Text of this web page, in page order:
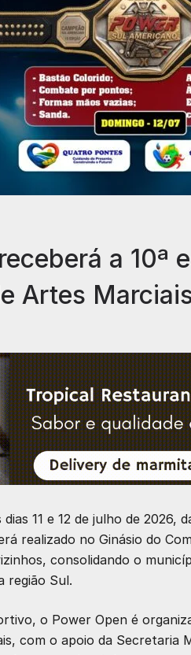
a 10ª
Artes
11 e 12 de julho de 2026,
realizado no Ginásio do
consolidando o
região Sul.
o Power Open é
com o apoio da Secretaria